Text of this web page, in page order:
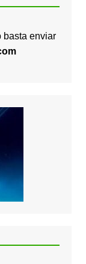
basta enviar